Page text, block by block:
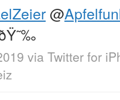
@
via Twitter for